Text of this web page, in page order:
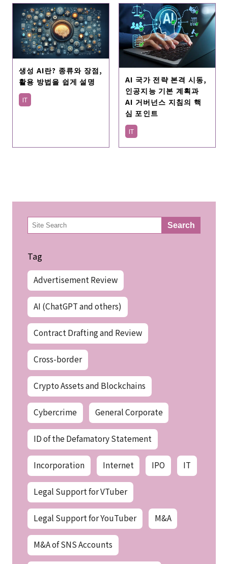
생성 AI란? 종류와 장점,
활용 방법을 쉽게 설명
IT
AI 국가 전략 본격 시동,
인공지능 기본 계획과
AI 거버넌스 지침의 핵
심 포인트
IT
検
索 Search
Tag
Advertisement Review
AI (ChatGPT and others)
Contract Drafting and Review
Cross-border
Crypto Assets and Blockchains
Cybercrime General Corporate
ID of the Defamatory Statement
Incorporation Internet IPO IT
Legal Support for VTuber
Legal Support for YouTuber M&A
M&A of SNS Accounts